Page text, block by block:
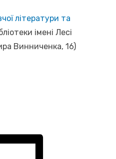
літератури та
імені Лесі
Винниченка, 16)